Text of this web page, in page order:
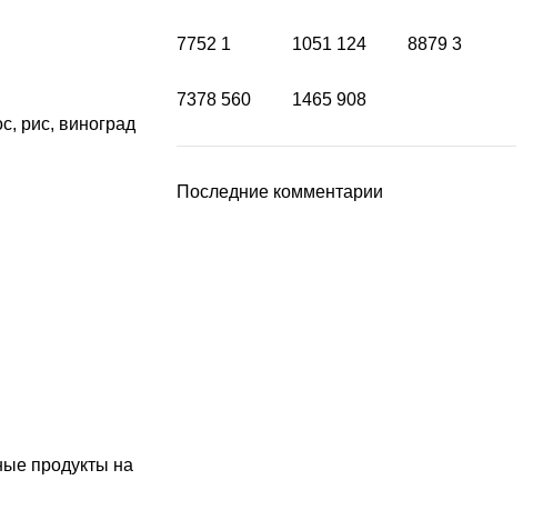
рис, виноград
продукты на
7752 1 1051 124 8879 3
7378 560 1465 908
Последние комментарии